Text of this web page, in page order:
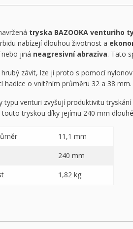
tryska BAZOOKA venturiho
nabízejí dlouhou životnost a
jiná neagresivní abraziva. Tato
závit, lze ji proto s pomocí
hadice o vnitřním průměru 32 a 38 mm.
typu venturi zvyšují produktivitu
touto tryskou díky jejímu 240 mm
11,1 mm
240 mm
1,82 kg